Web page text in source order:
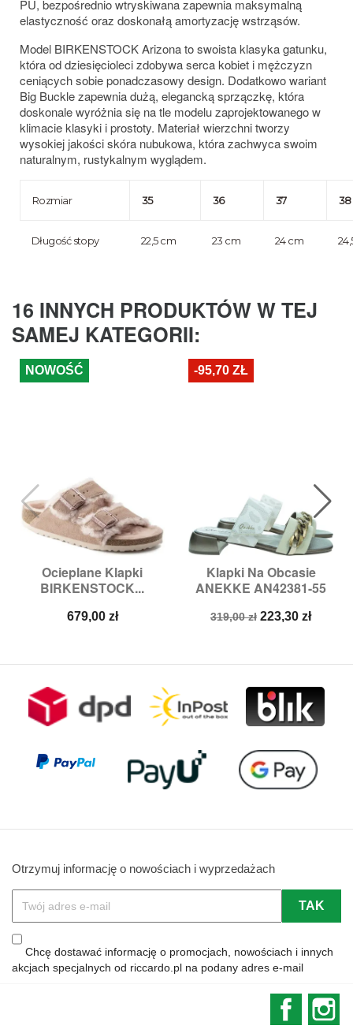
PU, bezpośrednio wtryskiwana zapewnia maksymalną
elastyczność oraz doskonałą amortyzację wstrząsów.
Model BIRKENSTOCK Arizona to swoista klasyka gatunku,
która od dziesięcioleci zdobywa serca kobiet i mężczyzn
ceniących sobie ponadczasowy design. Dodatkowo wariant
Big Buckle zapewnia dużą, elegancką sprzączkę, która
doskonale wyróżnia się na tle modelu zaprojektowanego w
klimacie klasyki i prostoty. Materiał wierzchni tworzy
wysokiej jakości skóra nubukowa, która zachwyca swoim
naturalnym, rustykalnym wyglądem.
Rozmiar 35 36 37 38
Długość stopy 22,5 cm 23 cm 24 cm
16 INNYCH PRODUKTÓW W TEJ
SAMEJ KATEGORII:
Ocieplane Klapki
BIRKENSTOCK...
Cena
679,00 zł
NOWOŚĆ
Klapki Na Obcasie
ANEKKE AN42381-55
Cena
319,00 zł Cena
223,30 zł
-95,70 ZŁ
Otrzymuj informację o nowościach i wyprzedażach
Chcę dostawać informację o promocjach, nowościach i innych
akcjach specjalnych od riccardo.pl na podany adres e-mail